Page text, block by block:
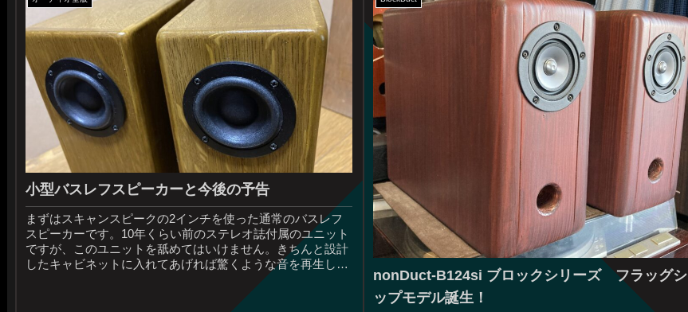
小型バスレフスピーカーと今後の予告
まずはスキャンスピークの2インチを使った通常のバスレフ
スピーカーです。10年くらい前のステレオ誌付属のユニット
ですが、このユニットを舐めてはいけません。きちんと設計
したキャビネットに入れてあげれば驚くような音を再生して
nonDuct-B124si ブロックシリーズ フラッグシ
ップモデル誕生！